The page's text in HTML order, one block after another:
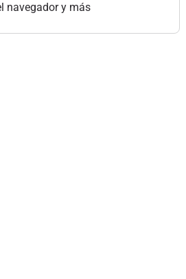
navegador y más